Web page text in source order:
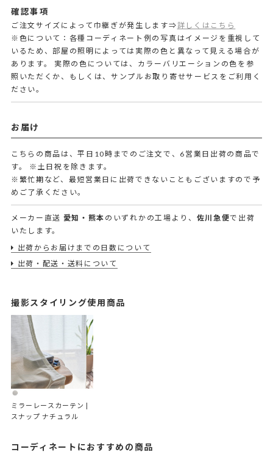
確認事項
ご注文サイズによって巾継ぎが発生します⇒詳しくはこちら
※色について：各種コーディネート例の写真はイメージを重視して
いるため、部屋の照明によっては実際の色と異なって見える場合が
あります。 実際の色については、カラーバリエーションの色を参
照いただくか、もしくは、サンプルお取り寄せサービスをご利用く
ださい。
お届け
こちらの商品は、平日10時までのご注文で、6営業日出荷の商品で
す。
※土日祝を除きます。
※繁忙期など、最短営業日に出荷できないこともございますので予
めご了承ください。
メーカー直送 愛知・熊本 のいずれかの工場より、 佐川急便で出荷
いたします。
出荷からお届けまでの日数について
出荷・配送・送料について
撮影スタイリング使用商品
ミラーレースカーテン |
スナップ ナチュラル
コーディネートにおすすめの商品